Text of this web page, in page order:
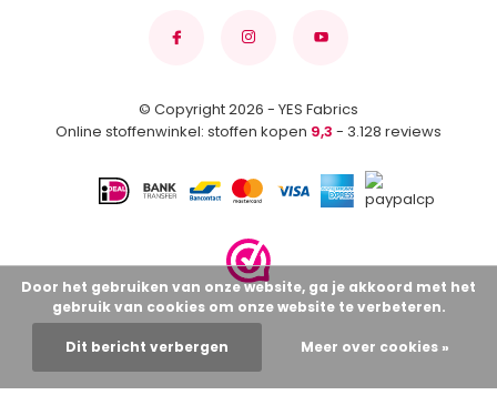
© Copyright 2026 - YES Fabrics
Online stoffenwinkel: stoffen kopen 9,3 - 3.128 reviews
Door het gebruiken van onze website, ga je akkoord met het
gebruik van cookies om onze website te verbeteren.
Dit bericht verbergen Meer over cookies »